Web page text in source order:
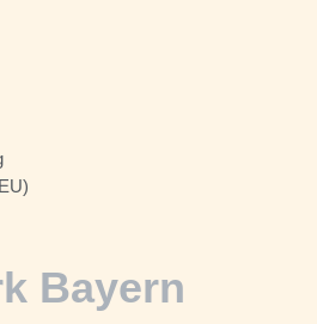
Bayern